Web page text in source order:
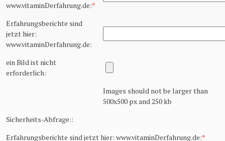
www.vitaminDerfahrung.de:*
Erfahrungsberichte sind
jetzt hier:
www.vitaminDerfahrung.de:
ein Bild ist nicht
erforderlich:
Images should not be larger than
500x500 px and 250 kb
Sicherheits-Abfrage::
Erfahrungsberichte sind jetzt hier: www.vitaminDerfahrung.de:*